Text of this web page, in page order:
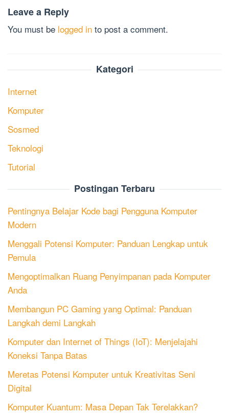
Leave a Reply
You must be logged in to post a comment.
Kategori
Internet
Komputer
Sosmed
Teknologi
Tutorial
Postingan Terbaru
Pentingnya Belajar Kode bagi Pengguna Komputer
Modern
Menggali Potensi Komputer: Panduan Lengkap untuk
Pemula
Mengoptimalkan Ruang Penyimpanan pada Komputer
Anda
Membangun PC Gaming yang Optimal: Panduan
Langkah demi Langkah
Komputer dan Internet of Things (IoT): Menjelajahi
Koneksi Tanpa Batas
Meretas Potensi Komputer untuk Kreativitas Seni
Digital
Komputer Kuantum: Masa Depan Tak Terelakkan?